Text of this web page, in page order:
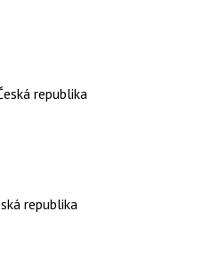
republika
republika